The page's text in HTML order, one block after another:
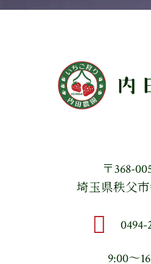
〒368-
埼玉県秩父市
0494-
9:00〜